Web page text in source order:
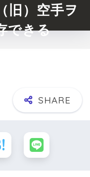
）空手ヲ
できる